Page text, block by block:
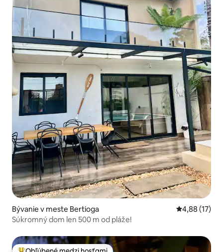
Bývanie v meste Bertioga Priemerné
4,88 (17)
Súkromný dom len 500 m od pláže!